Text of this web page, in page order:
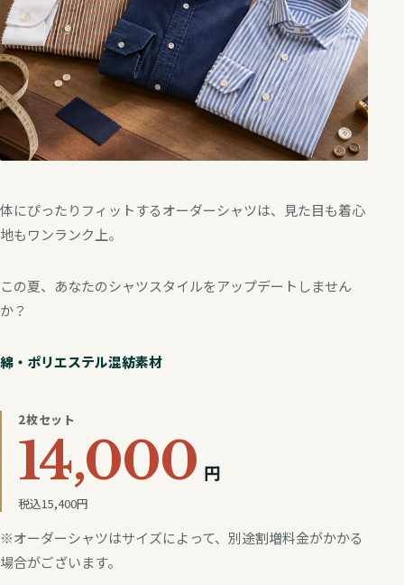
体にぴったりフィットするオーダーシャツは、見た目も着心
地もワンランク上。
この夏、あなたのシャツスタイルをアップデートしません
か？
綿・ポリエステル混紡素材
2枚セット
14,000 円
税込15,400円
※オーダーシャツはサイズによって、別途割増料金がかかる
場合がございます。